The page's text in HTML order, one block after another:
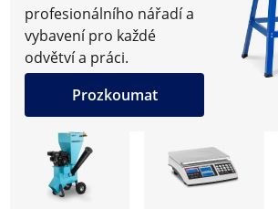
profesionálního nářadí a
vybavení pro každé
odvětví a práci.
Prozkoumat